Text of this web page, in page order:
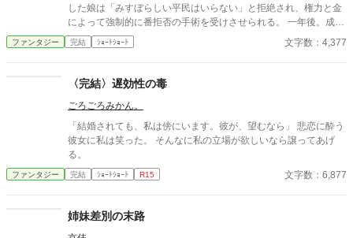
した娘は「みすぼらしい平民はいらない」と拒絶され、権力と金
によって強制的に番拒否の手術を受けさせられる。 一年後。成長
した子息は娘を番だと認識し、今度は「解除しろ」と迫ってき
た。 それを拒んだ娘を、彼は「番の義務違反だ」と裁判に訴え
廷で自らの意思を語る。 運命か、尊厳か――下された判決は？
ファンタジー 完結 ｼｮｰﾄｼｮｰﾄ 文字数：4,377
〈完結〉遅効性の毒
ごろごろみかん。
「結婚されても、私は傍にいます。彼が、望むなら」 悲恋に酔う
彼女に私は笑った。 そんなに私の立場が欲しいなら譲ってあげ
る。
ファンタジー 完結 ｼｮｰﾄｼｮｰﾄ R15 文字数：6,877
姉妹差別の末路